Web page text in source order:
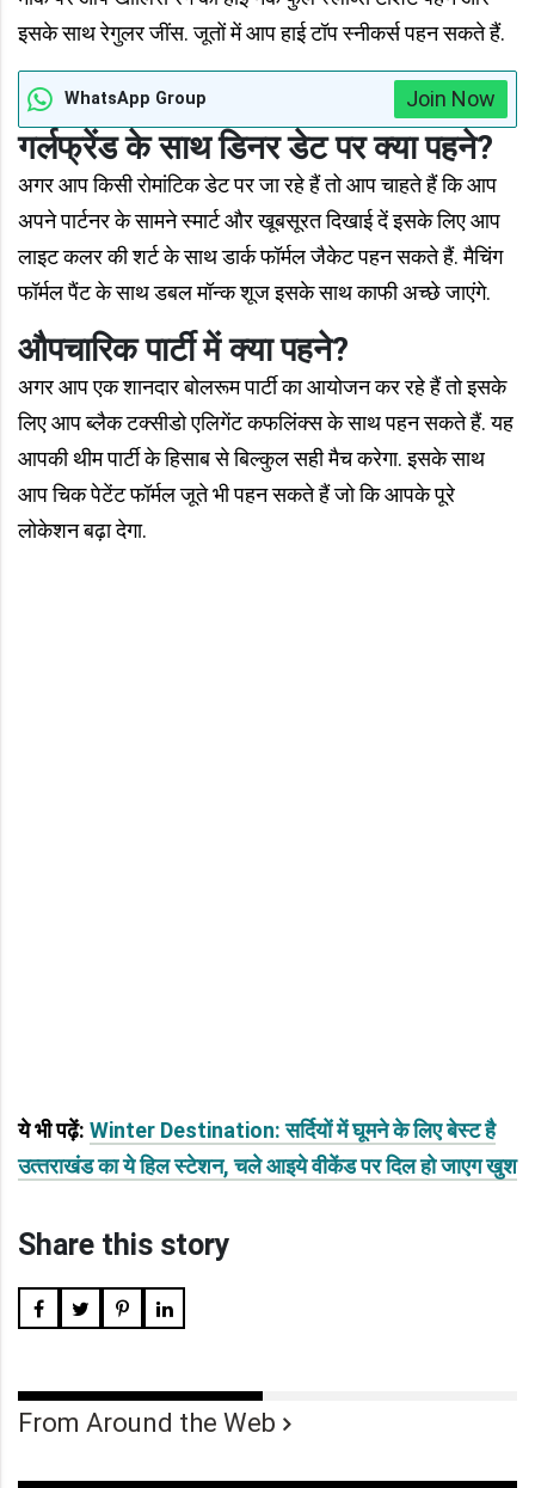
इसके साथ रेगुलर जींस. जूतों में आप हाई टॉप स्नीकर्स पहन सकते हैं.
WhatsApp Group Join Now
गर्लफ्रेंड के साथ डिनर डेट पर क्या पहने?
अगर आप किसी रोमांटिक डेट पर जा रहे हैं तो आप चाहते हैं कि आप
अपने पार्टनर के सामने स्मार्ट और खूबसूरत दिखाई दें इसके लिए आप
लाइट कलर की शर्ट के साथ डार्क फॉर्मल जैकेट पहन सकते हैं. मैचिंग
फॉर्मल पैंट के साथ डबल मॉन्क शूज इसके साथ काफी अच्छे जाएंगे.
औपचारिक पार्टी में क्या पहने?
अगर आप एक शानदार बोलरूम पार्टी का आयोजन कर रहे हैं तो इसके
लिए आप ब्लैक टक्सीडो एलिगेंट कफलिंक्स के साथ पहन सकते हैं. यह
आपकी थीम पार्टी के हिसाब से बिल्कुल सही मैच करेगा. इसके साथ
आप चिक पेटेंट फॉर्मल जूते भी पहन सकते हैं जो कि आपके पूरे
लोकेशन बढ़ा देगा.
ये भी पढ़ें: Winter Destination: सर्दियों में घूमने के लिए बेस्‍ट है
उत्‍तराखंड का ये हिल स्‍टेशन, चले आइये वीकेंड पर दिल हो जाएग खुश
Share this story
From Around the Web